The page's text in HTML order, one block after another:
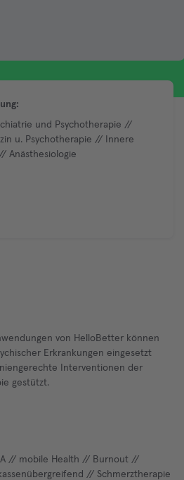
und Psychotherapie //
u. Psychotherapie // Innere
Anästhesiologie
von HelloBetter können
Erkrankungen eingesetzt
Interventionen der
gestützt.
// mobile Health // Burnout //
// Schmerztherapie